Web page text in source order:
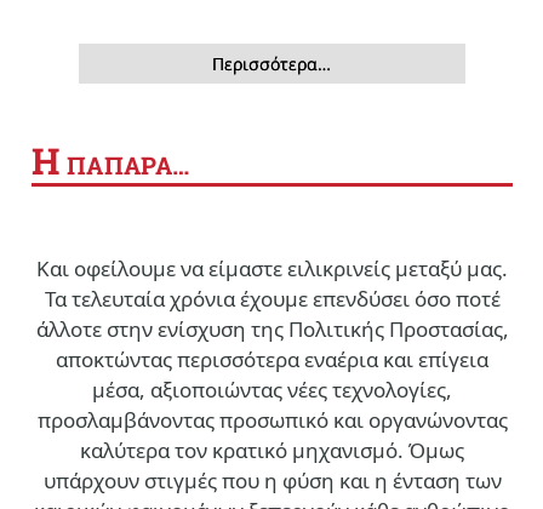
Περισσότερα…
Η ΠΑΠΑΡΑ…
Και οφείλουμε να είμαστε ειλικρινείς μεταξύ μας.
Τα τελευταία χρόνια έχουμε επενδύσει όσο ποτέ
άλλοτε στην ενίσχυση της Πολιτικής Προστασίας,
αποκτώντας περισσότερα εναέρια και επίγεια
μέσα, αξιοποιώντας νέες τεχνολογίες,
προσλαμβάνοντας προσωπικό και οργανώνοντας
καλύτερα τον κρατικό μηχανισμό. Όμως
υπάρχουν στιγμές που η φύση και η ένταση των